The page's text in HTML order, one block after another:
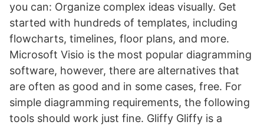
you can: Organize complex ideas visually. Get
started with hundreds of templates, including
flowcharts, timelines, floor plans, and more.
Microsoft Visio is the most popular diagramming
software, however, there are alternatives that
are often as good and in some cases, free. For
simple diagramming requirements, the following
tools should work just fine. Gliffy Gliffy is a